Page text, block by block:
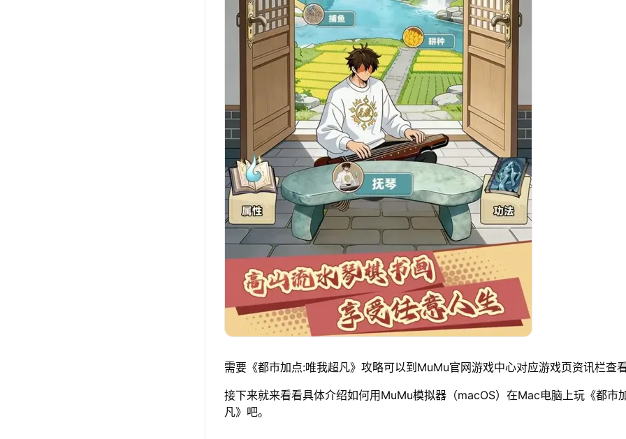
需要《都市加点:唯我超凡》攻略可以到MuMu官网游戏中心对应游戏页资讯栏查
接下来就来看看具体介绍如何用MuMu模拟器（macOS）在Mac电脑上玩《都市
凡》吧。